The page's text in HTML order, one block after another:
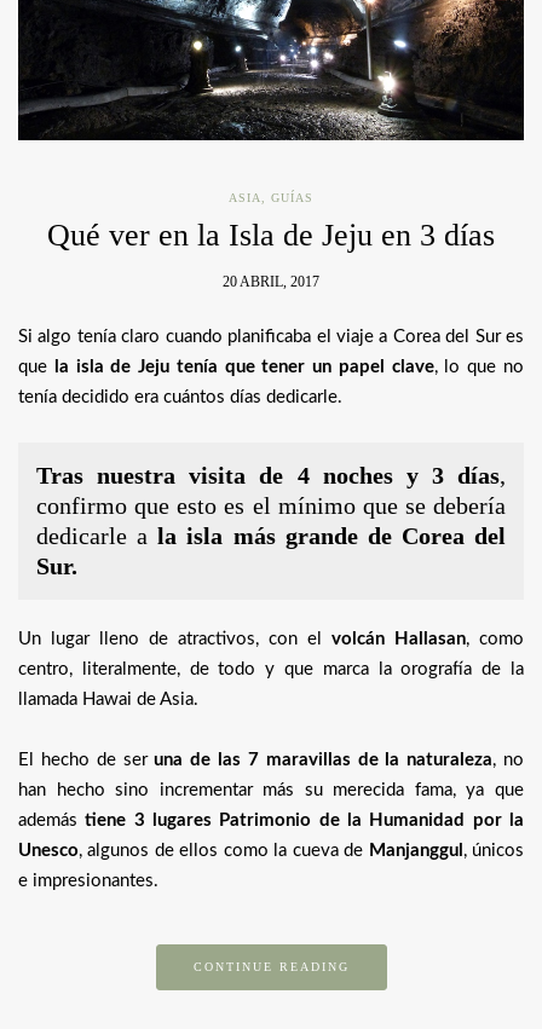
ASIA, GUÍAS
Qué ver en la Isla de Jeju en 3 días
20 ABRIL, 2017
Si algo tenía claro cuando planificaba el viaje a Corea del Sur es
que
la isla de Jeju tenía que tener un papel clave, lo que no
tenía decidido era cuántos días dedicarle.
Tras nuestra visita de 4 noches y 3 días,
confirmo que esto es el mínimo que se debería
dedicarle ala isla más grande de Corea del
Sur.
Un lugar lleno de atractivos, con el volcán Hallasan, como
centro, literalmente, de todo y que marca la orografía de la
llamada Hawai de Asia.
El hecho de seruna de las 7 maravillas de la naturaleza, no
han hecho sino incrementar más su merecida fama, ya que
ademástiene 3 lugares Patrimonio de la Humanidad por la
Unesco, algunos de ellos como la cueva de Manjanggul , únicos
e impresionantes.
CONTINUE READING